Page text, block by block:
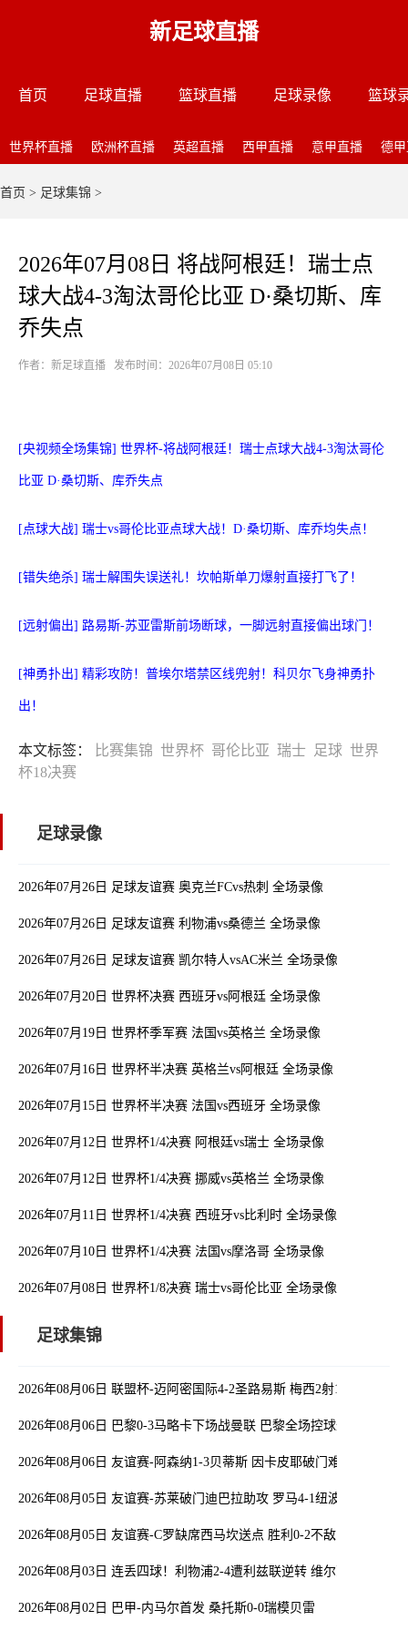
新足球直播
首页 足球直播 篮球直播 足球录像 篮球
世界杯直播 欧洲杯直播 英超直播 西甲直播 意甲直播 德
首页 > 足球集锦 >
2026年07月08日 将战阿根廷！瑞士点
球大战4-3淘汰哥伦比亚 D·桑切斯、库
乔失点
作者：新足球直播 发布时间：2026年07月08日 05:10
[央视频全场集锦] 世界杯-将战阿根廷！瑞士点球大战4-3淘汰哥伦
比亚 D·桑切斯、库乔失点
[点球大战] 瑞士vs哥伦比亚点球大战！D·桑切斯、库乔均失点！
[错失绝杀] 瑞士解围失误送礼！坎帕斯单刀爆射直接打飞了！
[远射偏出] 路易斯-苏亚雷斯前场断球，一脚远射直接偏出球门！
[神勇扑出] 精彩攻防！普埃尔塔禁区线兜射！科贝尔飞身神勇扑
出！
本文标签： 比赛集锦 世界杯 哥伦比亚 瑞士 足球 世界
杯18决赛
足球录像
2026年07月26日 足球友谊赛 奥克兰FCvs热刺 全场录像
2026年07月26日 足球友谊赛 利物浦vs桑德兰 全场录像
2026年07月26日 足球友谊赛 凯尔特人vsAC米兰 全场录像
2026年07月20日 世界杯决赛 西班牙vs阿根廷 全场录像
2026年07月19日 世界杯季军赛 法国vs英格兰 全场录像
2026年07月16日 世界杯半决赛 英格兰vs阿根廷 全场录像
2026年07月15日 世界杯半决赛 法国vs西班牙 全场录像
2026年07月12日 世界杯1/4决赛 阿根廷vs瑞士 全场录像
2026年07月12日 世界杯1/4决赛 挪威vs英格兰 全场录像
2026年07月11日 世界杯1/4决赛 西班牙vs比利时 全场录像
2026年07月10日 世界杯1/4决赛 法国vs摩洛哥 全场录像
2026年07月08日 世界杯1/8决赛 瑞士vs哥伦比亚 全场录像
足球集锦
2026年08月06日 联盟杯-迈阿密国际4-2圣路易斯 梅西2射1传 阿伦助
2026年08月06日 巴黎0-3马略卡下场战曼联 巴黎全场控球近6成+8射3
2026年08月06日 友谊赛-阿森纳1-3贝蒂斯 因卡皮耶破门难救主 福纳
2026年08月05日 友谊赛-苏莱破门迪巴拉助攻 罗马4-1纽波特郡
2026年08月05日 友谊赛-C罗缺席西马坎送点 胜利0-2不敌阿尔梅里亚
2026年08月03日 连丢四球！利物浦2-4遭利兹联逆转 维尔茨钱伯斯破
2026年08月02日 巴甲-内马尔首发 桑托斯0-0瑞模贝雷